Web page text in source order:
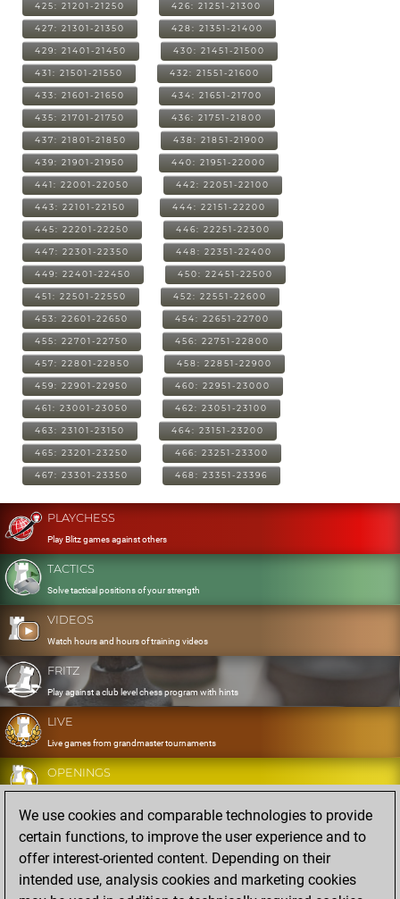
425: 21201-21250 426: 21251-21300
427: 21301-21350 428: 21351-21400
429: 21401-21450 430: 21451-21500
431: 21501-21550 432: 21551-21600
433: 21601-21650 434: 21651-21700
435: 21701-21750 436: 21751-21800
437: 21801-21850 438: 21851-21900
439: 21901-21950 440: 21951-22000
441: 22001-22050 442: 22051-22100
443: 22101-22150 444: 22151-22200
445: 22201-22250 446: 22251-22300
447: 22301-22350 448: 22351-22400
449: 22401-22450 450: 22451-22500
451: 22501-22550 452: 22551-22600
453: 22601-22650 454: 22651-22700
455: 22701-22750 456: 22751-22800
457: 22801-22850 458: 22851-22900
459: 22901-22950 460: 22951-23000
461: 23001-23050 462: 23051-23100
463: 23101-23150 464: 23151-23200
465: 23201-23250 466: 23251-23300
467: 23301-23350 468: 23351-23396
PLAYCHESS
Play Blitz games against others
TACTICS
Solve tactical positions of your strength
VIDEOS
Watch hours and hours of training videos
FRITZ
Play against a club level chess program with hints
LIVE
Live games from grandmaster tournaments
OPENINGS
Develop and exercise your openings
DATABASE
Eight million strong games
MYGAMES
Store and analyse your own games in the cloud
We use cookies and comparable technologies to provide
certain functions, to improve the user experience and to
offer interest-oriented content. Depending on their
intended use, analysis cookies and marketing cookies